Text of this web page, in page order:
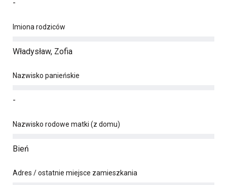
-
Imiona rodziców
Władysław, Zofia
Nazwisko panieńskie
-
Nazwisko rodowe matki (z domu)
Bień
Adres / ostatnie miejsce zamieszkania